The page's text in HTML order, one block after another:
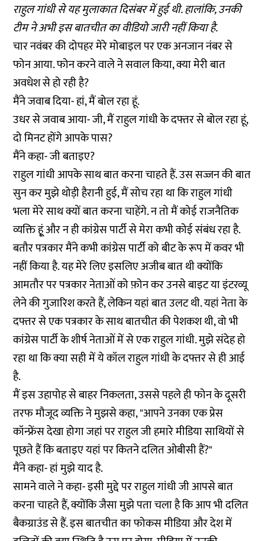
राहुल गांधी से यह मुलाकात दिसंबर में हुई थी. हालांकि, उनकी
टीम ने अभी इस बातचीत का वीडियो जारी नहीं किया है.
चार नवंबर की दोपहर मेरे मोबाइल पर एक अनजान नंबर से
फोन आया. फोन करने वाले ने सवाल किया, क्या मेरी बात
अवधेश से हो रही है?
मैंने जवाब दिया- हां, मैं बोल रहा हूं.
उधर से जवाब आया- जी, मैं राहुल गांधी के दफ्तर से बोल रहा हूं,
दो मिनट होंगे आपके पास?
मैंने कहा- जी बताइए?
राहुल गांधी आपके साथ बात करना चाहते हैं. उस सज्जन की बात
सुन कर मुझे थोड़ी हैरानी हुई, मैं सोच रहा था कि राहुल गांधी
भला मेरे साथ क्यों बात करना चाहेंगे. न तो मैं कोई राजनैतिक
व्यक्ति हू्ं और न ही कांग्रेस पार्टी से मेरा कभी कोई संबंध रहा है.
बतौर पत्रकार मैंने कभी कांग्रेस पार्टी को बीट के रूप में कवर भी
नहीं किया है. यह मेरे लिए इसलिए अजीब बात थी क्योंकि
आमतौर पर पत्रकार नेताओं को फ़ोन कर उनसे बाइट या इंटरव्यू
लेने की गुजारिश करते हैं, लेकिन यहां बात उलट थी. यहां नेता के
दफ्तर से एक पत्रकार के साथ बातचीत की पेशकश थी, वो भी
कांग्रेस पार्टी के शीर्ष नेताओं में से एक राहुल गांधी. मुझे संदेह हो
रहा था कि क्या सही में ये कॉल राहुल गांधी के दफ्तर से ही आई
है.
मैं इस उहापोह से बाहर निकलता, उससे पहले ही फोन के दूसरी
तरफ मौजूद व्यक्ति ने मुझसे कहा, "आपने उनका एकप्रेस
कॉन्फ्रेंसदेखा होगा जहां पर राहुल जी हमारे मीडिया साथियों से
पूछते हैं कि बताइए यहां पर कितने दलित ओबीसी हैं?"
मैंने कहा- हां मुझे याद है.
सामने वाले ने कहा- इसी मुद्दे पर राहुल गांधी जी आपसे बात
करना चाहते हैं, क्योंकि जैसा मुझे पता चला है कि आप भी दलित
बैकग्राउंड से हैं. इस बातचीत का फोकस मीडिया और देश में